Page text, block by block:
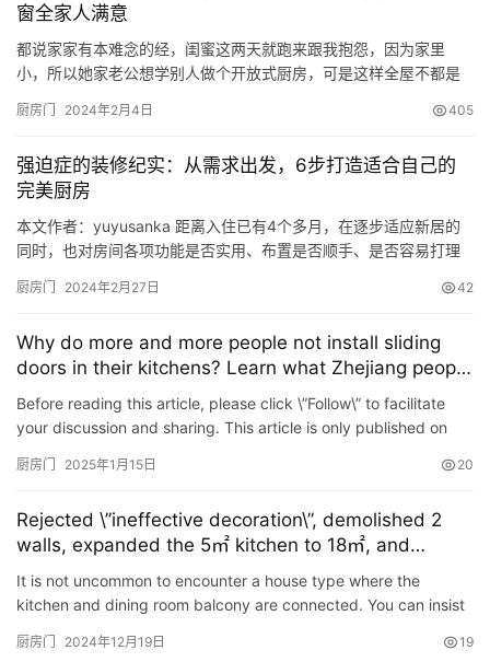
窗全家人满意
都说家家有本难念的经，闺蜜这两天就跑来跟我抱怨，因为家里
小，所以她家老公想学别人做个开放式厨房，可是这样全屋不都是
想做开放式，又担心油烟，其实这样的问题身边大部分家庭都会有
可合的小窗口，就可以二者兼得了！ 有这3种方案可以实现： 第1种
方案：…
厨房门 2024年2月4日 405
强迫症的装修纪实：从需求出发，6步打造适合自己的
完美厨房
本文作者：yuyusanka 距离入住已有4个多月，在逐步适应新居的
同时，也对房间各项功能是否实用、布置是否顺手、是否容易打理
还挺喜欢自己做饭的，也玩过一段时间烘焙。在装修时，对于厨房
使用下来，有一些心得、经验和遗憾，今天就按照我定制的流程…
厨房门 2024年2月27日 42
Why do more and more people not install sliding
doors in their kitchens? Learn what Zhejiang people
do, it’s beautiful and space-saving
Before reading this article, please click \”Follow\” to facilitate
your discussion and sharing. This article is only published on
厨房门 2025年1月15日 20
Rejected \”ineffective decoration\”, demolished 2
walls, expanded the 5㎡ kitchen to 18㎡, and
worked hard on these 5 areas
It is not uncommon to encounter a house type where the
kitchen and dining room balcony are connected. You can insist
厨房门 2024年12月19日 19